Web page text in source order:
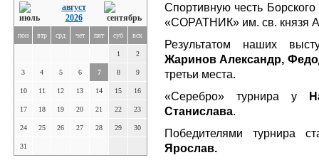
август
2026
пон втр срд чет пят суб вск
1 2
3 4 5 6 7 8 9
10 11 12 13 14 15 16
17 18 19 20 21 22 23
24 25 26 27 28 29 30
31
Спортивную честь
«СОРАТНИК» им. св. князя
Результатом наших
Жаринов Александр,
третьи места.
«Серебро» турнира у
Станислава.
Победителями турнира
Ярослав.